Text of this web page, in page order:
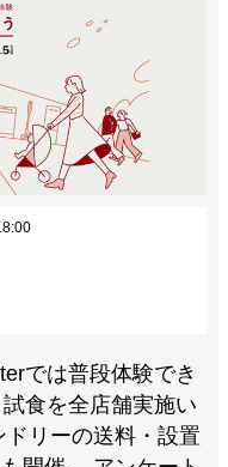
では普段体験でき
食を全店舗実施い
リーの送料・設置